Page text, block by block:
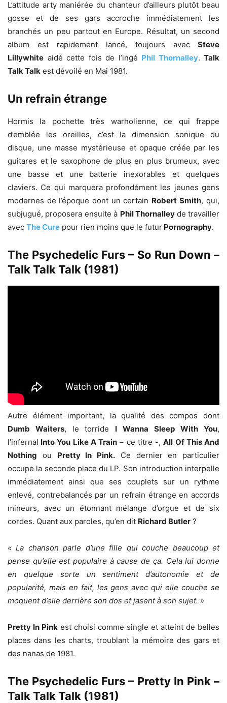
L’attitude arty maniérée du chanteur d’ailleurs plutôt beau
gosse et de ses gars accroche immédiatement les
branchés un peu partout en Europe. Résultat, un second
album est rapidement lancé, toujours avec Steve
Lillywhite aidé cette fois de l’ingé Phil Thornalley. Talk
Talk Talk est dévoilé en Mai 1981.
Un refrain étrange
Hormis la pochette très warholienne, ce qui frappe
d’emblée les oreilles, c’est la dimension sonique du
disque, une masse mystérieuse et opaque créée par les
guitares et le saxophone de plus en plus brumeux, avec
une basse et une batterie inexorables et quelques
claviers. Ce qui marquera profondément les jeunes gens
modernes de l’époque dont un certain Robert Smith, qui,
subjugué, proposera ensuite à Phil Thornalley de travailler
avec The Cure pour rien moins que le futur Pornography.
The Psychedelic Furs – So Run Down –
Talk Talk Talk (1981)
Autre élément important, la qualité des compos dont
Dumb Waiters, le torride I Wanna Sleep With You,
l’infernal Into You Like A Train – ce titre -,All Of This And
Nothing ou Pretty In Pink. Ce dernier en particulier
occupe la seconde place du LP. Son introduction interpelle
immédiatement ainsi que ses couplets sur un rythme
enlevé, contrebalancés par un refrain étrange en accords
mineurs, avec un étonnant mélange d’orgue et de six
cordes. Quant aux paroles, qu’en dit Richard Butler ?
« La chanson parle d’une fille qui couche beaucoup et
pense qu’elle est populaire à cause de ça. Cela lui donne
en quelque sorte un sentiment d’autonomie et de
popularité, mais en fait, les gens avec qui elle couche se
moquent d’elle derrière son dos et jasent à son sujet. »
Pretty In Pink est choisi comme single et atteint de belles
places dans les charts, troublant la mémoire des gars et
des nanas de 1981.
The Psychedelic Furs – Pretty In Pink –
Talk Talk Talk (1981)